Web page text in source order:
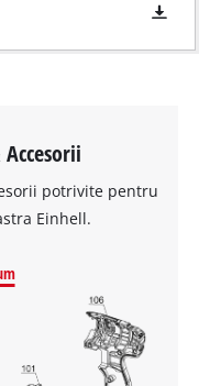
potrivite pentru
Einhell.